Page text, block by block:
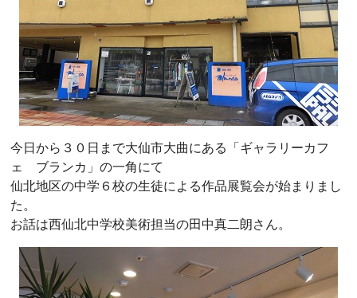
今日から３０日まで大仙市大曲にある「ギャラリーカフ
ェ ブランカ」の一角にて
仙北地区の中学６校の生徒による作品展覧会が始まりまし
た。
お話は西仙北中学校美術担当の田中真二朗さん。